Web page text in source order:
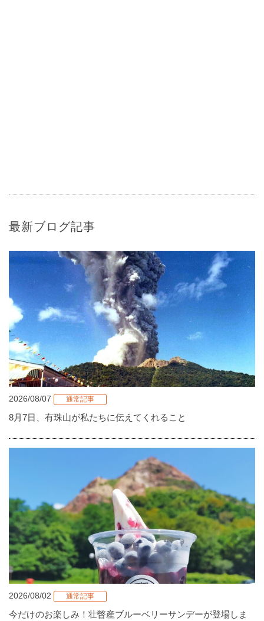
最新ブログ記事
2026/08/07 通常記事
8月7日、有珠山が私たちに伝えてくれること
2026/08/02 通常記事
今だけのお楽しみ！壮瞥産ブルーベリーサンデーが登場しま